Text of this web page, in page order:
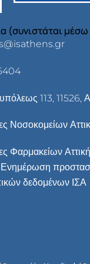
(συνιστάται
113, 11526,
Νοσοκομείων
Φαρμακείων
δεδομένων ΙΣΑ